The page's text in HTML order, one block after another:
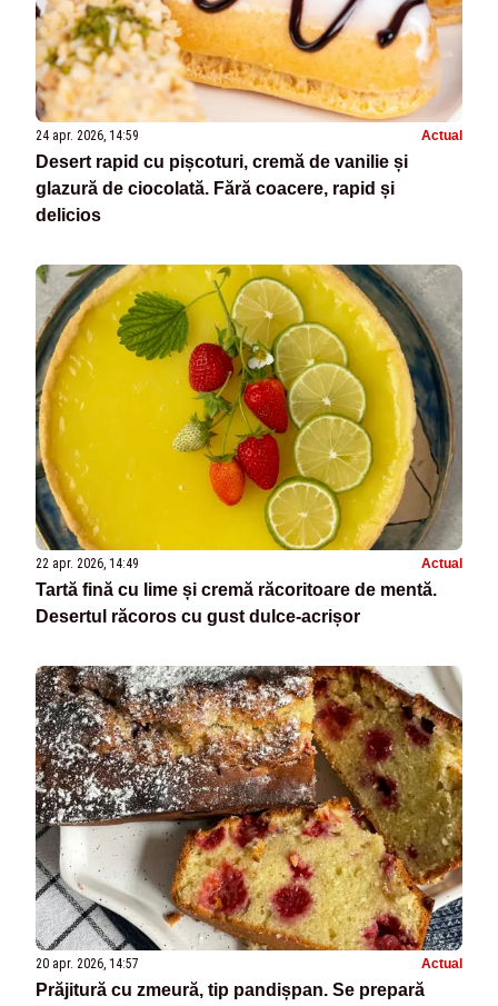
24 apr. 2026, 14:59 Actual
Desert rapid cu pișcoturi, cremă de vanilie și
glazură de ciocolată. Fără coacere, rapid și
delicios
22 apr. 2026, 14:49 Actual
Tartă fină cu lime și cremă răcoritoare de mentă.
Desertul răcoros cu gust dulce-acrișor
20 apr. 2026, 14:57 Actual
Prăjitură cu zmeură, tip pandișpan. Se prepară